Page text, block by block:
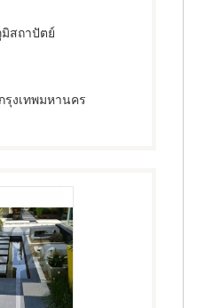
สถาปัตย์
กรุงเทพมหานคร